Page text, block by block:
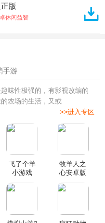
版
休闲益智
味性极强的，有影视改编的
农场的生活，又或
>>进入专区
飞了个羊
小游戏
牧羊人之
心安卓版